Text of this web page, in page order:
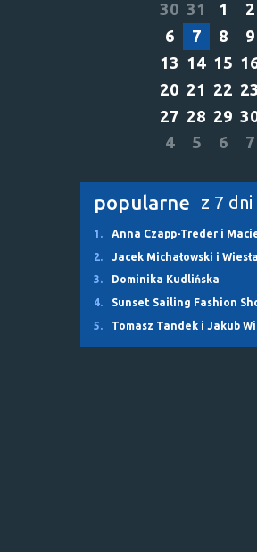
30 31 1 2
6
7 8 9
13 14 15
20 21 22 23
27 28 29
4
5 6 7
popularne z 7 dni
1. Anna Czapp-Treder i
2.
Jacek Michałowski i
3.
Dominika Kudlińska
4.
Sunset Sailing Fashion
5.
Tomasz Tandek i Jakub